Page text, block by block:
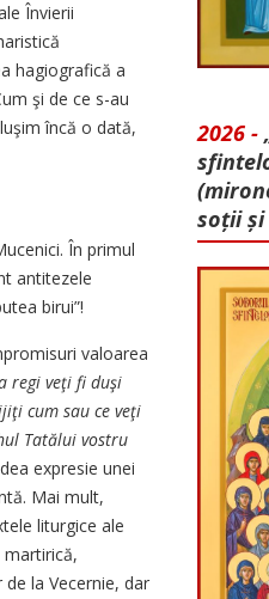
Învierii
hagiografică a
şi de ce s-au
încă o dată,
În primul
antitezele
birui”!
valoarea
regi veţi fi duşi
cum sau ce veţi
Tatălui vostru
expresie unei
Mai mult,
liturgice ale
la Vecernie, dar
2026 -
soții și